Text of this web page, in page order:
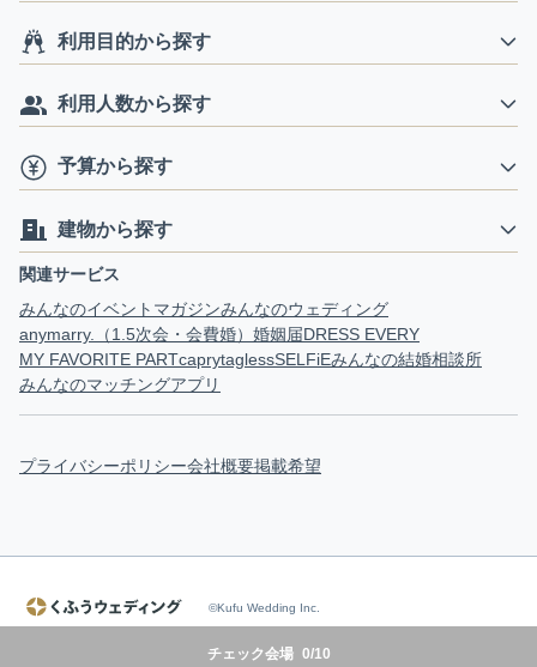
チェック会場 0/10
利用目的から探す
利用人数から探す
予算から探す
建物から探す
関連サービス
みんなのイベントマガジンみんなのウェディング
anymarry.（1.5次会・会費婚） 婚姻届DRESS EVERY
MY FAVORITE PARTcaprytaglessSELFiEみんなの結婚相談所
みんなのマッチングアプリ
プライバシーポリシー会社概要掲載希望
©Kufu Wedding Inc.